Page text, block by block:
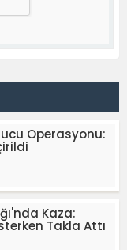
Operasyonu:
Kaza:
Takla Attı